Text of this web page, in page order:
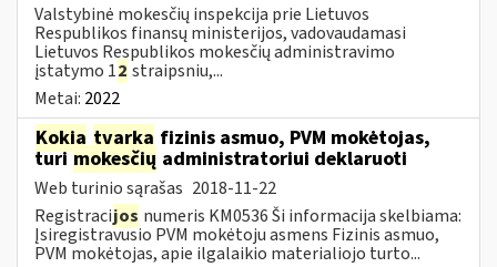
Valstybinė mokesčių inspekcija prie Lietuvos
Respublikos finansų ministerijos, vadovaudamasi
Lietuvos Respublikos mokesčių administravimo
įstatymo 12 straipsniu,...
Metai: 2022
Kokia tvarka fizinis asmuo, PVM mokėtojas,
turimokesčių administratoriui deklaruoti
Web turinio sąrašas 2018-11-22
Registracijos numeris KM0536 Ši informacija skelbiama:
Įsiregistravusio PVM mokėtoju asmens Fizinis asmuo,
PVM mokėtojas, apie ilgalaikio materialiojo turto...